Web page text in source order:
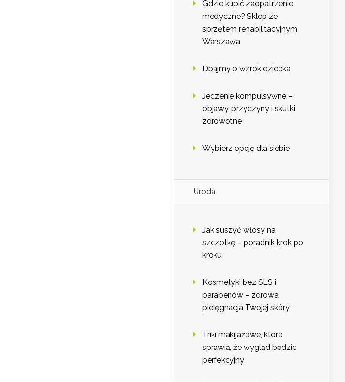
Gdzie kupić zaopatrzenie
medyczne? Sklep ze
sprzętem rehabilitacyjnym
Warszawa
Dbajmy o wzrok dziecka
Jedzenie kompulsywne –
objawy, przyczyny i skutki
zdrowotne
Wybierz opcję dla siebie
Uroda
Jak suszyć włosy na
szczotkę – poradnik krok po
kroku
Kosmetyki bez SLS i
parabenów – zdrowa
pielęgnacja Twojej skóry
Triki makijażowe, które
sprawią, że wygląd będzie
perfekcyjny